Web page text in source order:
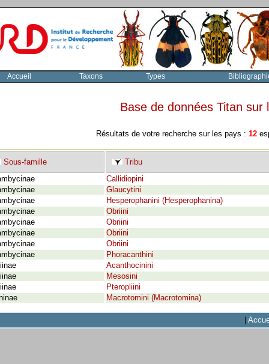
Accueil Taxons Types
Base de données Titan
Résultats de votre recherche sur les pays : 12
Sous-famille
Tribu
Callidiopini
Glaucytini
Hesperophanini (Hesperophanina)
Obriini
Obriini
Obriini
Obriini
Phoracanthini
Acanthocinini
Mesosini
Pteropliini
Macrotomini (Macrotomina)